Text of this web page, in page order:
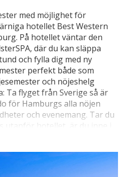
med möjlighet för
hotellet Best Western
På hotellet väntar den
där du kan släppa
och fylla dig med ny
perfekt både som
och nöjeshelg
Ta flyget från Sverige så är
för Hamburgs alla nöjen
och evenemang. Tar du
utanför hotellet, är du inne i
centrum på drygt 20
väntar.
har lust att se att se och